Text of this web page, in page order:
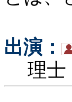
出演：
理士